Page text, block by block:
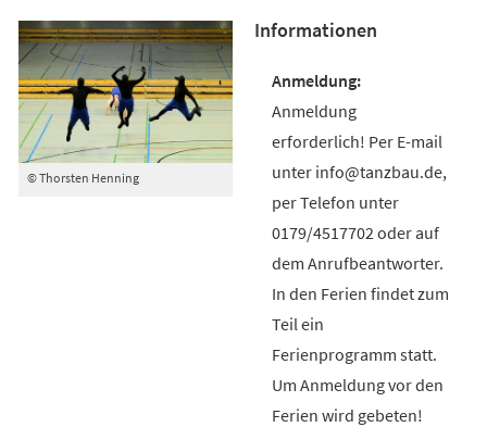
© Thorsten Henning
Informationen
Anmeldung
erforderlich! Per E-mail
unter info@tanzbau.de,
per Telefon unter
0179/4517702 oder auf
dem Anrufbeantworter.
In den Ferien findet zum
Teil ein
Ferienprogramm statt.
Um Anmeldung vor den
Ferien wird gebeten!